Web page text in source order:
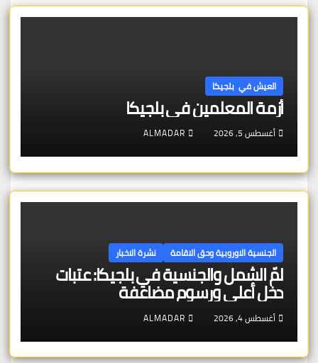
العيش في بلجيكا
أزمة المعلمين في بلجيكا
أغسطس 5, 2026 ALMADAR
الجنسية الاوروبية وحق الاقامة نشرة الاخبار
لمّ الشمل والجنسية في بلجيكا: عتبات
دخل أعلى ورسوم مضاعفة
أغسطس 4, 2026 ALMADAR